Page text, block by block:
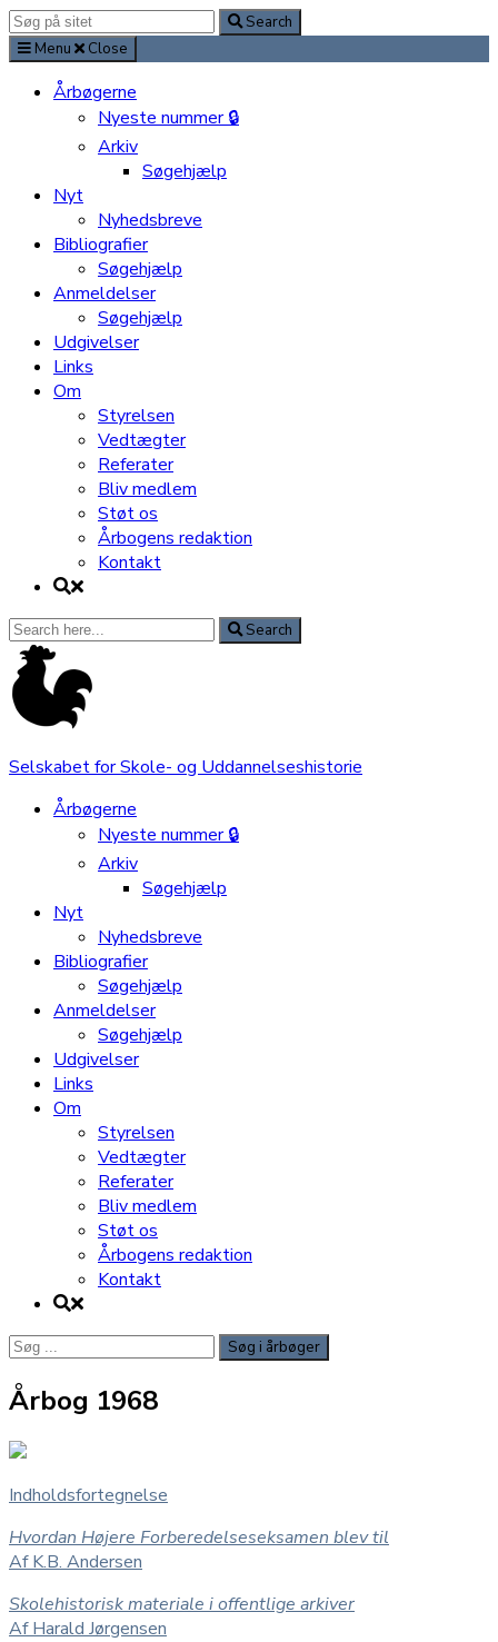
Search
for:
Search
Menu
Close
Årbøgerne
Nyeste nummer 🔒
Arkiv
Søgehjælp
Nyt
Nyhedsbreve
Bibliografier
Søgehjælp
Anmeldelser
Søgehjælp
Udgivelser
Links
Om
Styrelsen
Vedtægter
Referater
Bliv medlem
Støt os
Årbogens redaktion
Kontakt
Search
for:
Search
Selskabet for Skole- og Uddannelseshistorie
Årbøgerne
Nyeste nummer 🔒
Arkiv
Søgehjælp
Nyt
Nyhedsbreve
Bibliografier
Søgehjælp
Anmeldelser
Søgehjælp
Udgivelser
Links
Om
Styrelsen
Vedtægter
Referater
Bliv medlem
Støt os
Årbogens redaktion
Kontakt
Søg
Årbog 1968
Indholdsfortegnelse
Hvordan Højere Forberedelseseksamen blev til
Af K.B. Andersen
Skolehistorisk materiale i offentlige arkiver
Af Harald Jørgensen